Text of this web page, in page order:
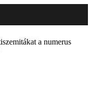
a numerus